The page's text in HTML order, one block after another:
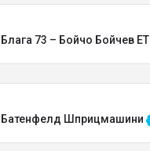
Блага 73 – Бойчо Бойчев ЕТ
Батенфелд Шприцмашини